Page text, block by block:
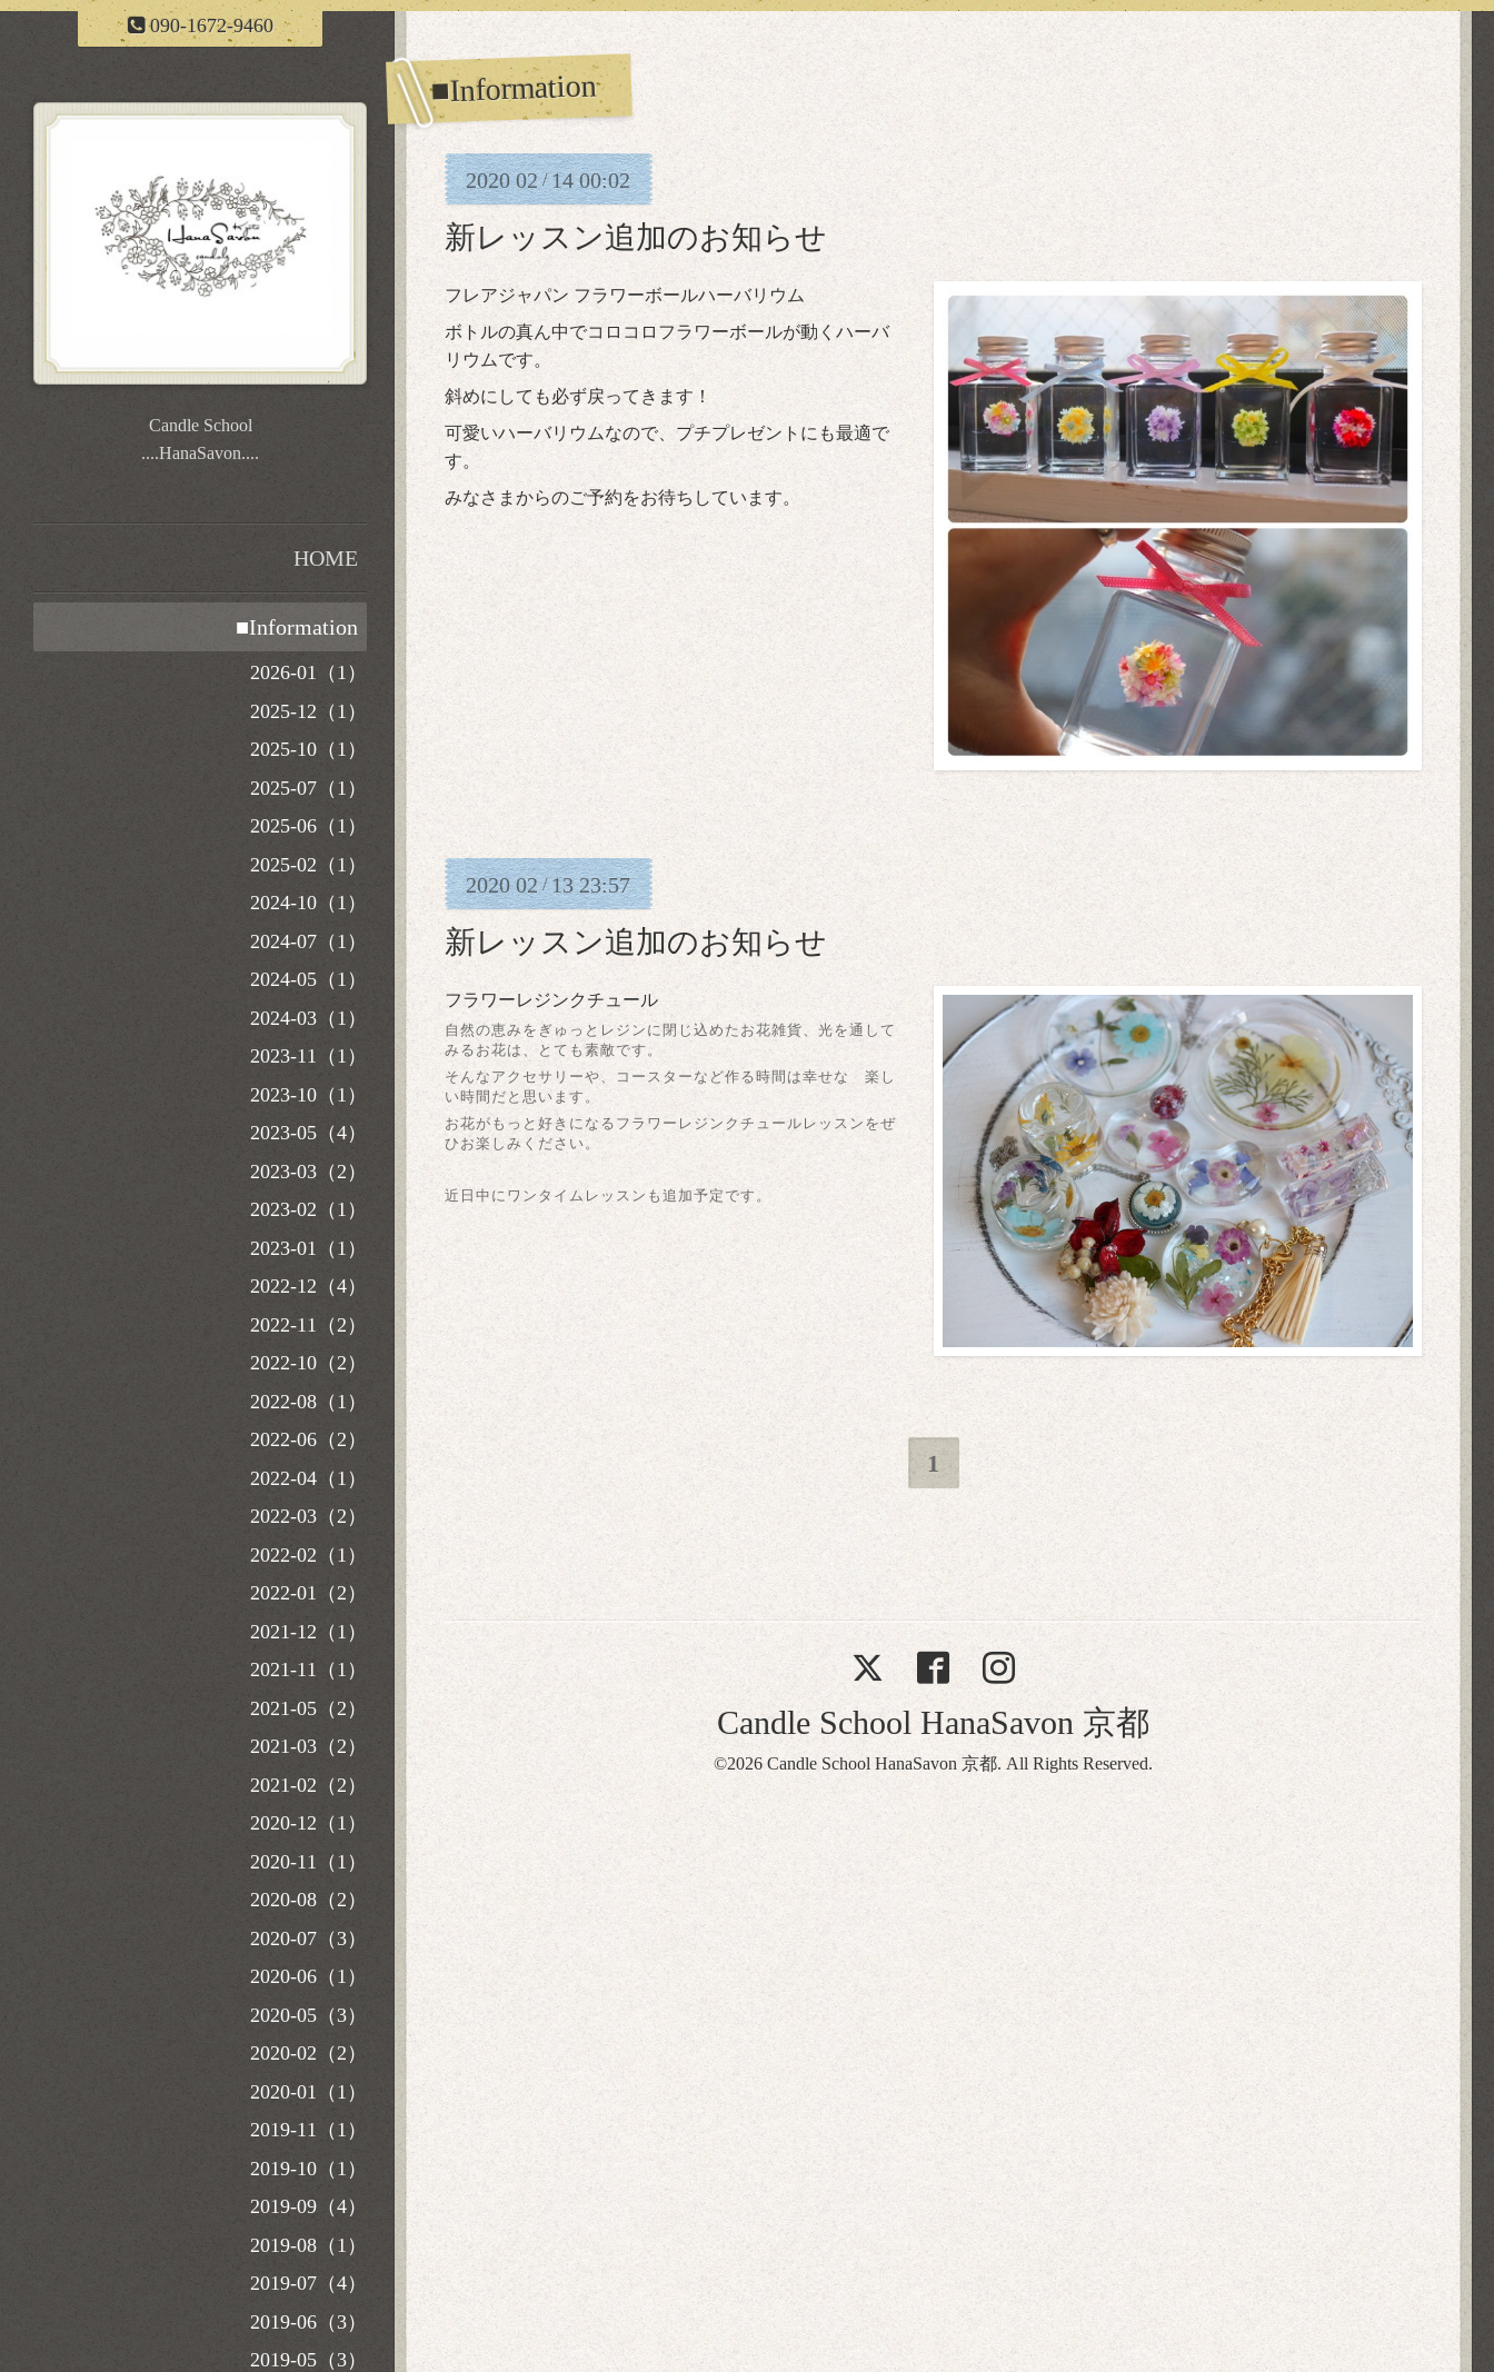
090-1672-9460
■Information
2020 02/14 00:02
新レッスン追加のお知らせ
フレアジャパン フラワーボールハーバリウム
ボトルの真ん中でコロコロフラワーボールが動くハーバ
リウムです。
斜めにしても必ず戻ってきます！
可愛いハーバリウムなので、プチプレゼントにも最適で
す。
みなさまからのご予約をお待ちしています。
2020 02/13 23:57
新レッスン追加のお知らせ
フラワーレジンクチュール
自然の恵みをぎゅっとレジンに閉じ込めたお花雑貨、光を通して
みるお花は、とても素敵です。
そんなアクセサリーや、コースターなど作る時間は幸せな 楽し
い時間だと思います。
お花がもっと好きになるフラワーレジンクチュールレッスンをぜ
ひお楽しみください。
近日中にワンタイムレッスンも追加予定です。
1
Candle School HanaSavon 京都
©2026 Candle School HanaSavon 京都. All Rights Reserved.
Candle School
....HanaSavon....
HOME
■Information
2026-01（1）
2025-12（1）
2025-10（1）
2025-07（1）
2025-06（1）
2025-02（1）
2024-10（1）
2024-07（1）
2024-05（1）
2024-03（1）
2023-11（1）
2023-10（1）
2023-05（4）
2023-03（2）
2023-02（1）
2023-01（1）
2022-12（4）
2022-11（2）
2022-10（2）
2022-08（1）
2022-06（2）
2022-04（1）
2022-03（2）
2022-02（1）
2022-01（2）
2021-12（1）
2021-11（1）
2021-05（2）
2021-03（2）
2021-02（2）
2020-12（1）
2020-11（1）
2020-08（2）
2020-07（3）
2020-06（1）
2020-05（3）
2020-02（2）
2020-01（1）
2019-11（1）
2019-10（1）
2019-09（4）
2019-08（1）
2019-07（4）
2019-06（3）
2019-05（3）